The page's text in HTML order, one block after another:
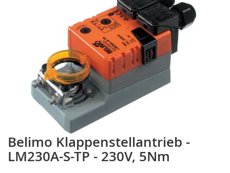
Zum
Anfang
der
Belimo Klappenstellantrieb -
LM230A-S-TP - 230V, 5Nm